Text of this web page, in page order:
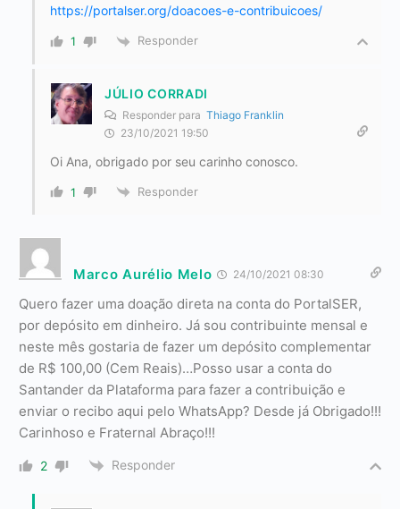
https://portalser.org/doacoes-e-contribuicoes/
1 Responder
JÚLIO CORRADI
Responder para Thiago Franklin
23/10/2021 19:50
Oi Ana, obrigado por seu carinho conosco.
1 Responder
Marco Aurélio Melo 24/10/2021 08:30
Quero fazer uma doação direta na conta do PortalSER,
por depósito em dinheiro. Já sou contribuinte mensal e
neste mês gostaria de fazer um depósito complementar
de R$ 100,00 (Cem Reais)…Posso usar a conta do
Santander da Plataforma para fazer a contribuição e
enviar o recibo aqui pelo WhatsApp? Desde já Obrigado!!!
Carinhoso e Fraternal Abraço!!!
2 Responder